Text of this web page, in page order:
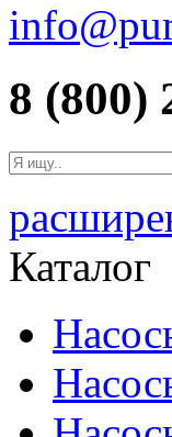
8 (800)
Каталог